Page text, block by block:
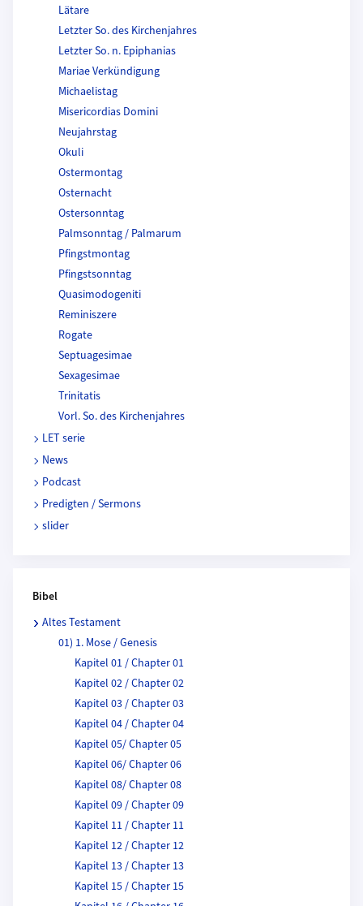
Lätare
Letzter So. des Kirchenjahres
Letzter So. n. Epiphanias
Mariae Verkündigung
Michaelistag
Misericordias Domini
Neujahrstag
Okuli
Ostermontag
Osternacht
Ostersonntag
Palmsonntag / Palmarum
Pfingstmontag
Pfingstsonntag
Quasimodogeniti
Reminiszere
Rogate
Septuagesimae
Sexagesimae
Trinitatis
Vorl. So. des Kirchenjahres
LET serie
News
Podcast
Predigten / Sermons
slider
Bibel
Altes Testament
01) 1. Mose / Genesis
Kapitel 01 / Chapter 01
Kapitel 02 / Chapter 02
Kapitel 03 / Chapter 03
Kapitel 04 / Chapter 04
Kapitel 05/ Chapter 05
Kapitel 06/ Chapter 06
Kapitel 08/ Chapter 08
Kapitel 09 / Chapter 09
Kapitel 11 / Chapter 11
Kapitel 12 / Chapter 12
Kapitel 13 / Chapter 13
Kapitel 15 / Chapter 15